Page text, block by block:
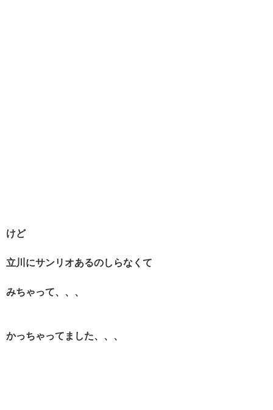
けど
立川にサンリオあるのしらなくて
みちゃって、、、
かっちゃってました、、、